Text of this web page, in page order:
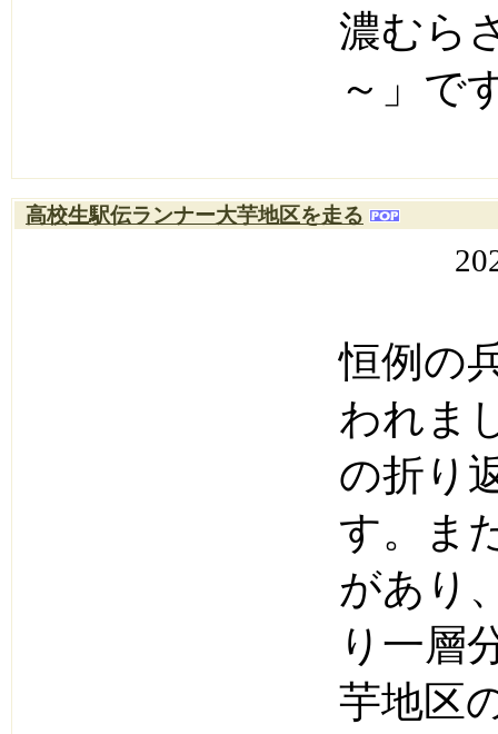
濃むら
～」で
高校生駅伝ランナー大芋地区を走る
恒例の
われま
の折り
す。ま
があり
り一層
芋地区